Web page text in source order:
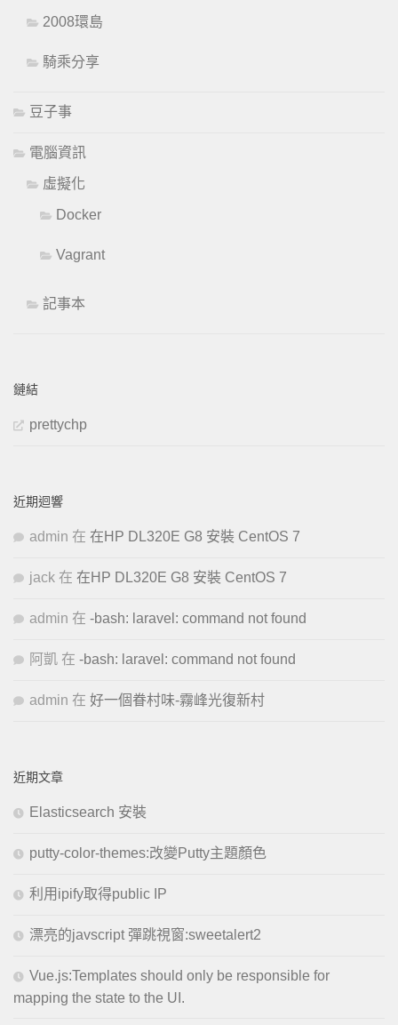
2008環島
騎乘分享
豆子事
電腦資訊
虛擬化
Docker
Vagrant
記事本
鏈結
prettychp
近期迴響
admin 在 在HP DL320E G8 安裝 CentOS 7
jack 在 在HP DL320E G8 安裝 CentOS 7
admin 在 -bash: laravel: command not found
阿凱 在 -bash: laravel: command not found
admin 在 好一個眷村味-霧峰光復新村
近期文章
Elasticsearch 安裝
putty-color-themes:改變Putty主題顏色
利用ipify取得public IP
漂亮的javscript 彈跳視窗:sweetalert2
Vue.js:Templates should only be responsible for
mapping the state to the UI.